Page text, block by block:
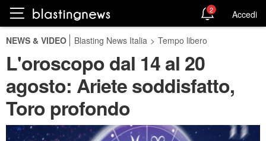
2 Accedi
NEWS & VIDEO Blasting News Italia > Tempo libero
L'oroscopo dal 14 al 20
agosto: Ariete soddisfatto,
Toro profondo